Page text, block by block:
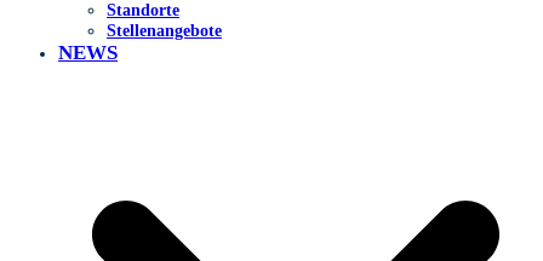
Standorte
Stellenangebote
NEWS